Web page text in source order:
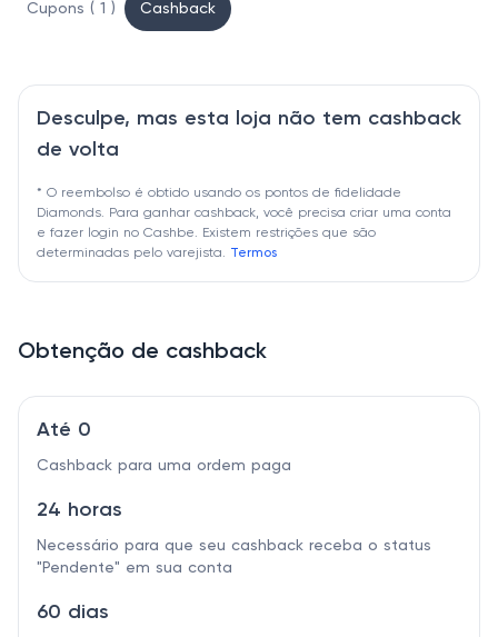
Cupons ( 1 ) Cashback
Desculpe, mas esta loja não tem cashback
de volta
* O reembolso é obtido usando os pontos de fidelidade
Diamonds. Para ganhar cashback, você precisa criar uma conta
e fazer login no Cashbe. Existem restrições que são
determinadas pelo varejista. Termos
Obtenção de cashback
Até 0
Cashback para uma ordem paga
24 horas
Necessário para que seu cashback receba o status
"Pendente" em sua conta
60 dias